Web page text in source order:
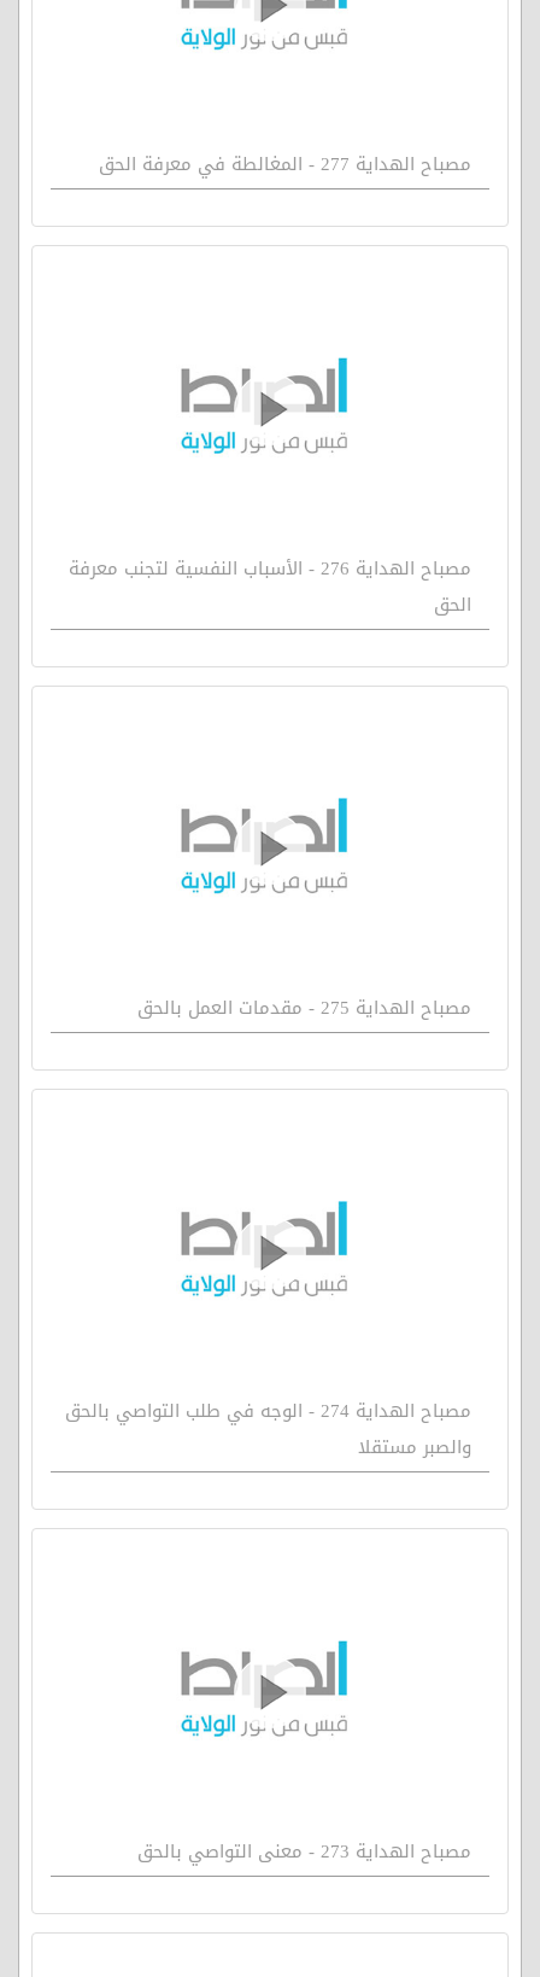
مصباح الهداية 277 - المغالطة في معرفة الحق
مصباح الهداية 276 - الأسباب النفسية لتجنب معرفة
الحق
مصباح الهداية 275 - مقدمات العمل بالحق
مصباح الهداية 274 - الوجه في طلب التواصي بالحق
والصبر مستقلا
مصباح الهداية 273 - معنى التواصي بالحق